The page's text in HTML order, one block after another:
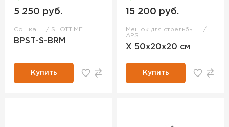
5 250 руб.
Сошка SHOTTIME
BPST-S-BRM
Купить
15 200 руб.
Мешок для стрельбы
APS
Х 50х20х20 см
Купить